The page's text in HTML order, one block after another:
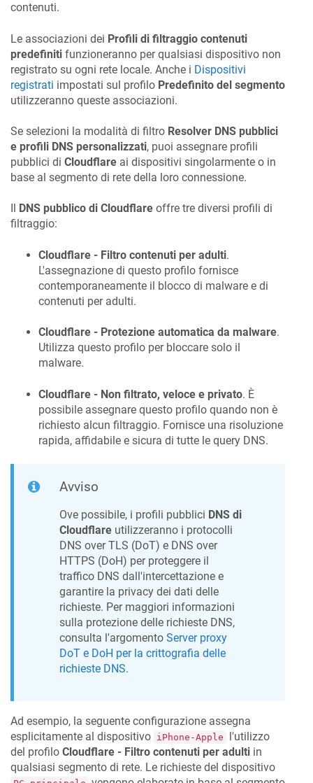
contenuti.
Le associazioni dei Profili di filtraggio contenuti
predefiniti funzioneranno per qualsiasi dispositivo non
registrato su ogni rete locale. Anche i Dispositivi
registrati impostati sul profilo Predefinito del segmento
utilizzeranno queste associazioni.
Se selezioni la modalità di filtro Resolver DNS pubblici
e profili DNS personalizzati, puoi assegnare profili
pubblici di Cloudflare ai dispositivi singolarmente o in
base al segmento di rete della loro connessione.
DNS pubblico di Cloudflare offre tre diversi profili di
filtraggio:
Cloudflare - Filtro contenuti per adulti.
L'assegnazione di questo profilo fornisce
contemporaneamente il blocco di malware e di
contenuti per adulti.
Cloudflare - Protezione automatica da malware.
Utilizza questo profilo per bloccare solo il
malware.
Cloudflare - Non filtrato, veloce e privato. È
possibile assegnare questo profilo quando non è
richiesto alcun filtraggio. Fornisce una risoluzione
rapida, affidabile e sicura di tutte le query DNS.
Avviso
Ove possibile, i profili pubblici DNS di
Cloudflare utilizzeranno i protocolli
DNS over TLS (DoT) e DNS over
HTTPS (DoH) per proteggere il
traffico DNS dall'intercettazione e
garantire la privacy dei dati delle
richieste. Per maggiori informazioni
sulla protezione delle richieste DNS,
consulta l'argomento Server proxy
DoT e DoH per la crittografia delle
richieste DNS.
Ad esempio, la seguente configurazione assegna
esplicitamente al dispositivo iPhone-Apple
l'utilizzo
del profilo Cloudflare - Filtro contenuti per adulti in
qualsiasi segmento di rete. Le richieste del dispositivo